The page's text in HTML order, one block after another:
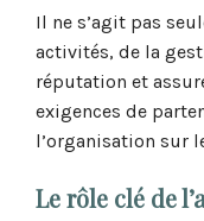
Il ne s’agit pas
activités, de la
réputation et
exigences de
l’organisation sur
Le rôle clé de